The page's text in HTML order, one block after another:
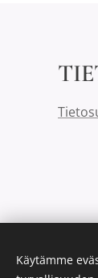
Käytämme